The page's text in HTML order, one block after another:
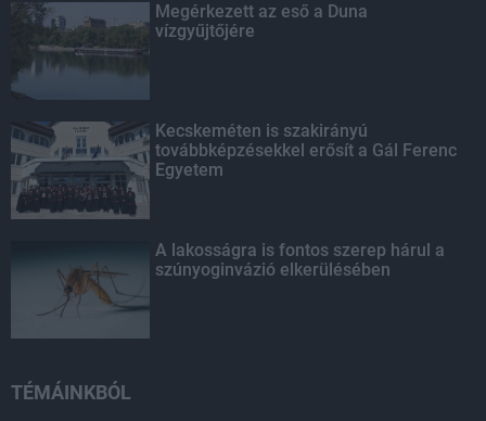
Megérkezett az eső a Duna
vízgyűjtőjére
Kecskeméten is szakirányú
továbbképzésekkel erősít a Gál Ferenc
Egyetem
A lakosságra is fontos szerep hárul a
szúnyoginvázió elkerülésében
TÉMÁINKBÓL